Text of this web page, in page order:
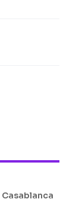
Casablanca